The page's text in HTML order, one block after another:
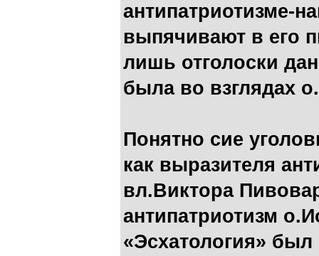
антипатриотизме-
выпячивают в его
лишь отголоски
была во взглядах
Понятно сие
как выразителя
вл.Виктора
антипатриотизм
«Эсхатология»